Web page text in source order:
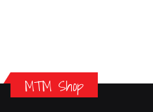
MTM Shop